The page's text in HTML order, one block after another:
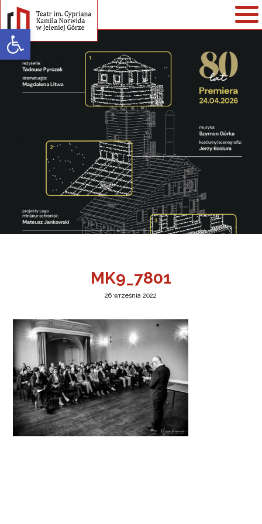
Open toolbar
w Jeleniej Górze
MK9_7801
26 września 2022